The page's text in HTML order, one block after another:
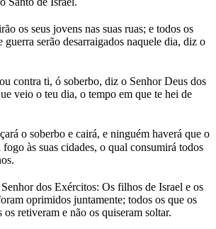
os seus jovens nas suas ruas; e todos os
guerra serão desarraigados naquele dia, diz o
contra ti, ó soberbo, diz o Senhor Deus dos
veio o teu dia, o tempo em que te hei de
o soberbo e cairá, e ninguém haverá que o
às suas cidades, o qual consumirá todos
dos Exércitos: Os filhos de Israel e os
oprimidos juntamente; todos os que os
os retiveram e não os quiseram soltar.